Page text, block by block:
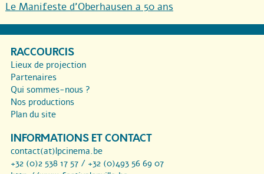
Le Manifeste d’Oberhausen a 50 ans
RACCOURCIS
Lieux de projection
Partenaires
Qui sommes-nous ?
Nos productions
Plan du site
INFORMATIONS ET CONTACT
contact(at)lpcinema.be
+32 (0)2 538 17 57 / +32 (0)493 56 69 07